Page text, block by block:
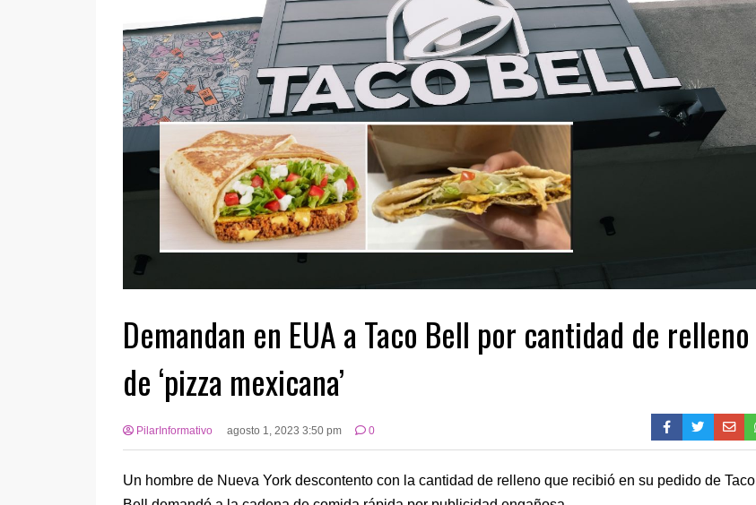
Demandan en EUA a Taco Bell por cantidad de relleno
de ‘pizza mexicana’
PilarInformativo agosto 1, 2023 3:50 pm 0
Un hombre de Nueva York descontento con la cantidad de relleno que recibió en su pedido de Taco